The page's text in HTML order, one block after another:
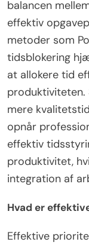
balancen
effektiv
metoder som
tidsblokering
at allokere tid
produktiviteten.
mere
opnår
effektiv
produktivitet,
integration af
Hvad er
Effektive